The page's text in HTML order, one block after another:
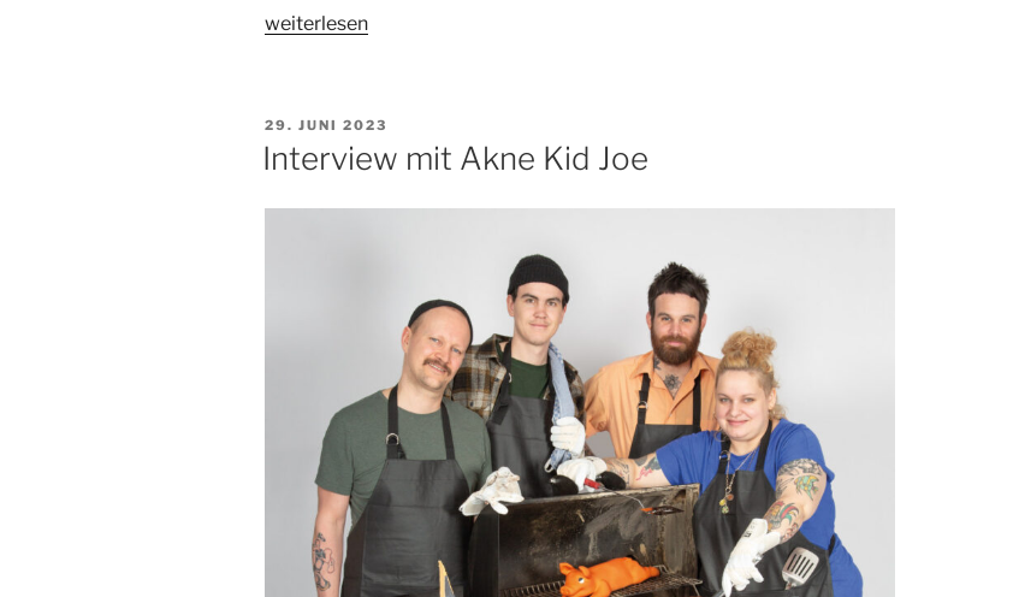
„Interview
weiterlesen
VERÖFFENTLICHT
AM
29. JUNI 2023
Interview mit Akne Kid Joe